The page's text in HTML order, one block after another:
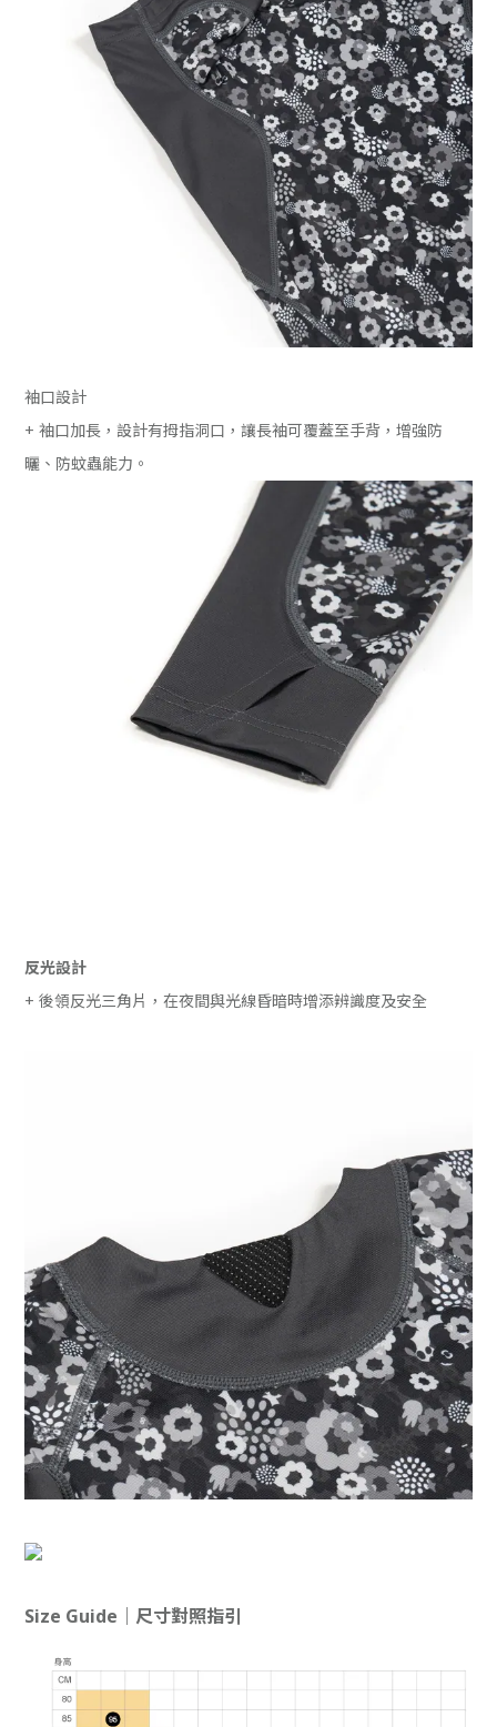
袖口設計
+ 袖口加長，設計有拇指洞口，讓長袖可覆蓋至手背，增強防
曬、防蚊蟲能力。
反光設計
+ 後領反光三角片，在夜間與光線昏暗時增添辨識度及安全
Size Guide｜尺寸對照指引